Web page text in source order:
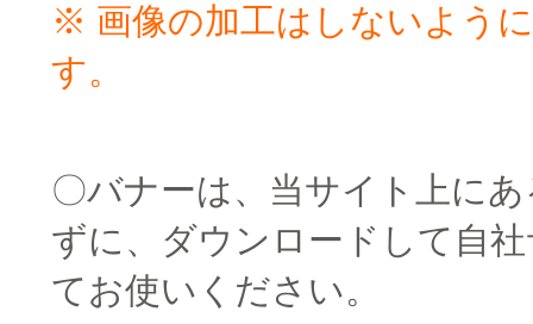
※ 画像の加工はしないよう
す。
〇バナーは、当サイト上に
ずに、ダウンロードして自
てお使いください。